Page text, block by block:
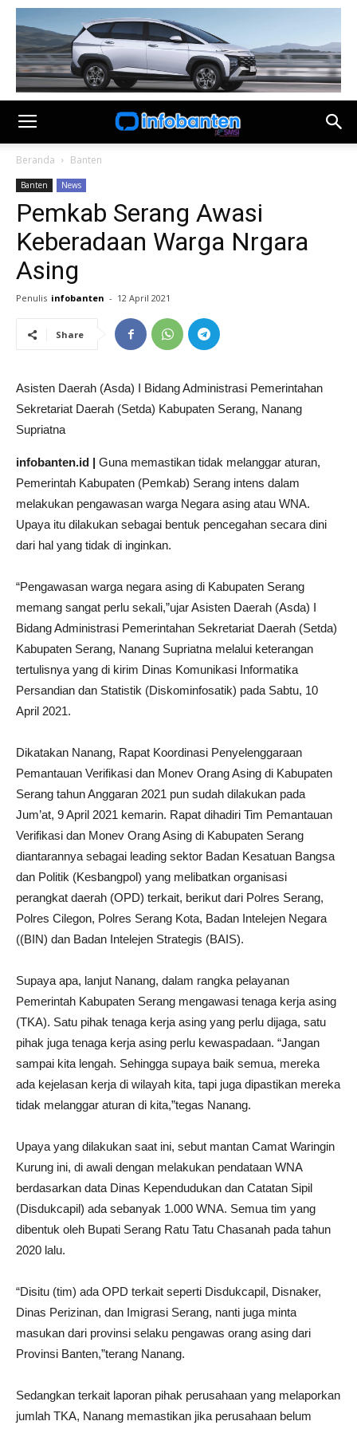
Beranda Banten
Banten News
Pemkab Serang Awasi
Keberadaan Warga Nrgara
Asing
Penulis infobanten - 12 April 2021
Share
Asisten Daerah (Asda) I Bidang Administrasi Pemerintahan
Sekretariat Daerah (Setda) Kabupaten Serang, Nanang
Supriatna
infobanten.id | Guna memastikan tidak melanggar aturan,
Pemerintah Kabupaten (Pemkab) Serang intens dalam
melakukan pengawasan warga Negara asing atau WNA.
Upaya itu dilakukan sebagai bentuk pencegahan secara dini
dari hal yang tidak di inginkan.
“Pengawasan warga negara asing di Kabupaten Serang
memang sangat perlu sekali,”ujar Asisten Daerah (Asda) I
Bidang Administrasi Pemerintahan Sekretariat Daerah (Setda)
Kabupaten Serang, Nanang Supriatna melalui keterangan
tertulisnya yang di kirim Dinas Komunikasi Informatika
Persandian dan Statistik (Diskominfosatik) pada Sabtu, 10
April 2021.
Dikatakan Nanang, Rapat Koordinasi Penyelenggaraan
Pemantauan Verifikasi dan Monev Orang Asing di Kabupaten
Serang tahun Anggaran 2021 pun sudah dilakukan pada
Jum’at, 9 April 2021 kemarin. Rapat dihadiri Tim Pemantauan
Verifikasi dan Monev Orang Asing di Kabupaten Serang
diantarannya sebagai leading sektor Badan Kesatuan Bangsa
dan Politik (Kesbangpol) yang melibatkan organisasi
perangkat daerah (OPD) terkait, berikut dari Polres Serang,
Polres Cilegon, Polres Serang Kota, Badan Intelejen Negara
((BIN) dan Badan Intelejen Strategis (BAIS).
Supaya apa, lanjut Nanang, dalam rangka pelayanan
Pemerintah Kabupaten Serang mengawasi tenaga kerja asing
(TKA). Satu pihak tenaga kerja asing yang perlu dijaga, satu
pihak juga tenaga kerja asing perlu kewaspadaan. “Jangan
sampai kita lengah. Sehingga supaya baik semua, mereka
ada kejelasan kerja di wilayah kita, tapi juga dipastikan mereka
tidak melanggar aturan di kita,”tegas Nanang.
Upaya yang dilakukan saat ini, sebut mantan Camat Waringin
Kurung ini, di awali dengan melakukan pendataan WNA
berdasarkan data Dinas Kependudukan dan Catatan Sipil
(Disdukcapil) ada sebanyak 1.000 WNA. Semua tim yang
dibentuk oleh Bupati Serang Ratu Tatu Chasanah pada tahun
2020 lalu.
“Disitu (tim) ada OPD terkait seperti Disdukcapil, Disnaker,
Dinas Perizinan, dan Imigrasi Serang, nanti juga minta
masukan dari provinsi selaku pengawas orang asing dari
Provinsi Banten,”terang Nanang.
Sedangkan terkait laporan pihak perusahaan yang melaporkan
jumlah TKA, Nanang memastikan jika perusahaan belum